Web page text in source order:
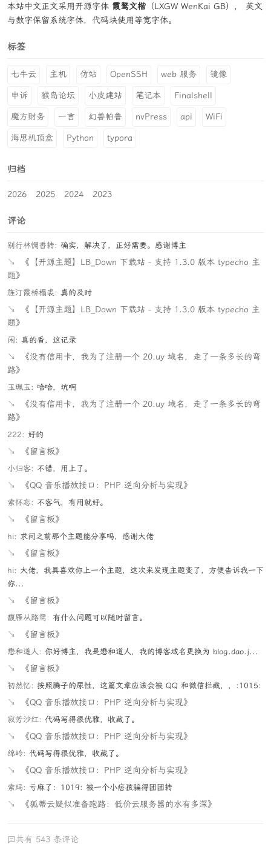
本站中文正文采用开源字体 霞鹜文楷 （LXGW WenKai GB）， 英文
与数字保留系统字体，代码块使用等宽字体。
标签
七牛云 主机 仿站 OpenSSH web 服务 镜像
申诉 猴岛论坛 小皮建站 笔记本 Finalshell
魔方财务 一言 幻兽帕鲁 nvPress api WiFi
海思机顶盒 Python typora
归档
2026 2025 2024 2023
评论
别行林惆香转: 确实，解决了，正好需要。感谢博主
↘
《【开源主题】LB_Down 下载站 - 支持 1.3.0 版本 typecho 主
题》
旌汀霞桥榻裘: 真的及时
↘
《【开源主题】LB_Down 下载站 - 支持 1.3.0 版本 typecho 主
题》
闲: 真的香，这记录
↘
《没有信用卡，我为了注册一个 20.uy 域名，走了一条多长的弯
路》
玉珮玉: 哈哈，坑啊
↘
《没有信用卡，我为了注册一个 20.uy 域名，走了一条多长的弯
路》
222: 好的
↘ 《留言板》
小归客: 不错，用上了。
↘ 《QQ 音乐播放接口：PHP 逆向分析与实现》
索怀忘: 不客气，有用就好。
↘ 《留言板》
hi: 求问之前那个主题能分享吗，感谢大佬
↘ 《留言板》
hi: 大佬，我具喜欢你上一个主题，这次来发现主题变了，方便告诉我一下
你...
↘ 《留言板》
馥雁从路鸳: 有什么问题可以随时留言。
↘ 《留言板》
懋和道人: 你好博主，我是懋和道人，我的博客域名更换为 blog.dao.j...
↘ 《留言板》
初然忆: 按照腾子的尿性，这篇文章应该会被 QQ 和微信拦截，，:1015:
↘ 《QQ 音乐播放接口：PHP 逆向分析与实现》
寂芳沙红: 代码写得很优雅，收藏了。
↘ 《QQ 音乐播放接口：PHP 逆向分析与实现》
绵岭: 代码写得很优雅，收藏了。
↘ 《QQ 音乐播放接口：PHP 逆向分析与实现》
索玛: 亏麻了：1019: 被一个小痞孩骗得团团转
↘ 《狐蒂云疑似准备跑路：低价云服务器的水有多深》
共有 543 条评论